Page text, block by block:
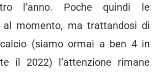
l’anno. Poche quindi le
al momento, ma trattandosi di
(siamo ormai a ben 4 in
il 2022) l’attenzione rimane